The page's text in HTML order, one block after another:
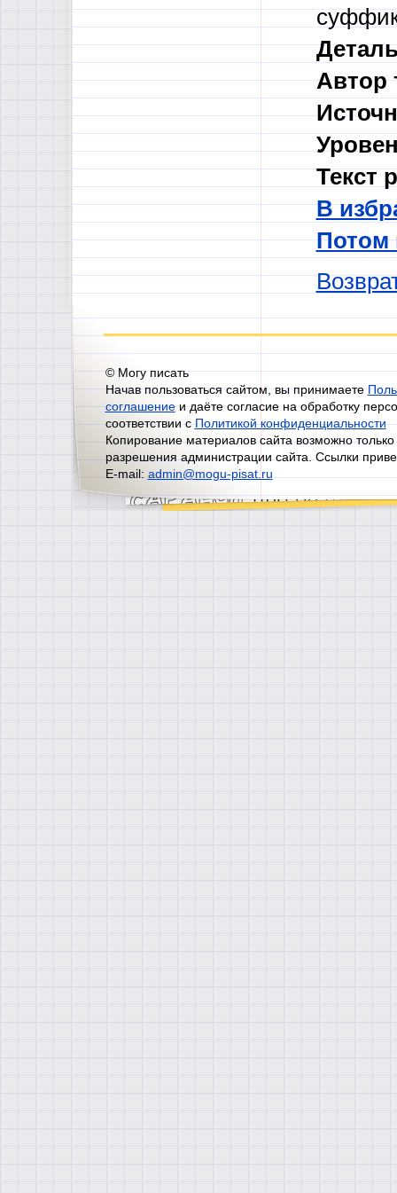
Автор
Текст
В
Потом
© Могу писать
Начав пользоваться сайтом, вы принимаете
соглашениеи даёте согласие на обработку
соответствии сПолитикой конфиденциальности
Копирование материалов сайта возможно
разрешения администрации сайта. Ссылки
E-mail: admin@mogu-pisat.ru